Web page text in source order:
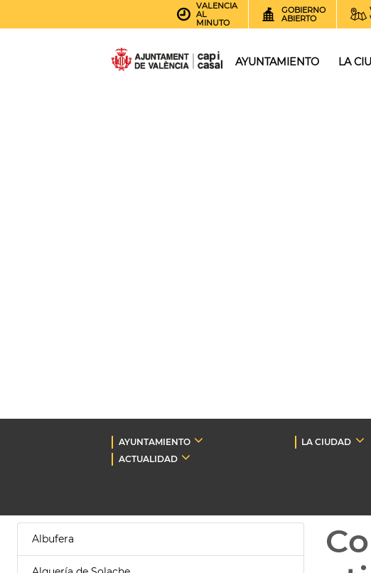
VALENCIA
AL
MINUTO
GOBIERNO
ABIERTO
AYUNTAMIENTO LA
AYUNTAMIENTO LA CIUDAD
ACTUALIDAD
Albufera